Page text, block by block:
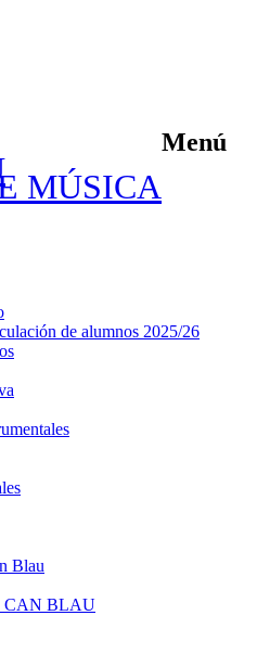
MÚSICA
Menú
de alumnos 2025/26
Blau
CAN BLAU